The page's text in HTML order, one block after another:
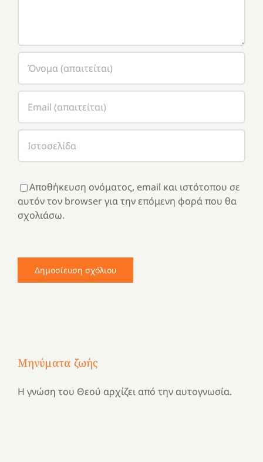
Αποθήκευση ονόματος, email και ιστότοπου σε
αυτόν τον browser για την επόμενη φορά που θα
σχολιάσω.
Μηνύματα ζωής
Η γνώση του Θεού αρχίζει από την αυτογνωσία.